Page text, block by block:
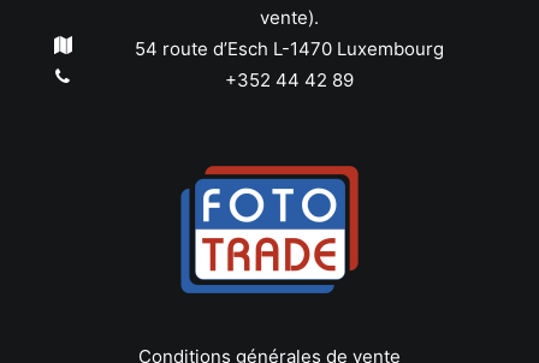
vente).
54 route d’Esch L-1470 Luxembourg
+352 44 42 89
Conditions générales de vente